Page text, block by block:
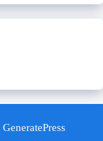
GeneratePress